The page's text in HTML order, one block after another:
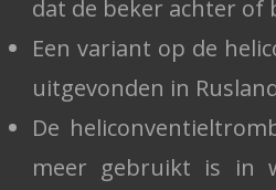
dat de beker achter of
Een variant op de
uitgevonden in
De
meer gebruikt is in